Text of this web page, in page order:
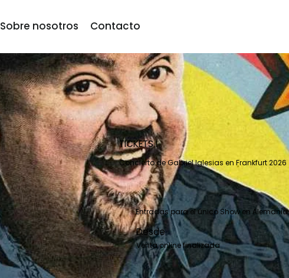
Sobre nosotros Contacto
TICKETS I
Concierto de Gabriel Iglesias en Frankfurt 2026
Entradas para el único Show en Alemania
Desde
Venta online finalizada